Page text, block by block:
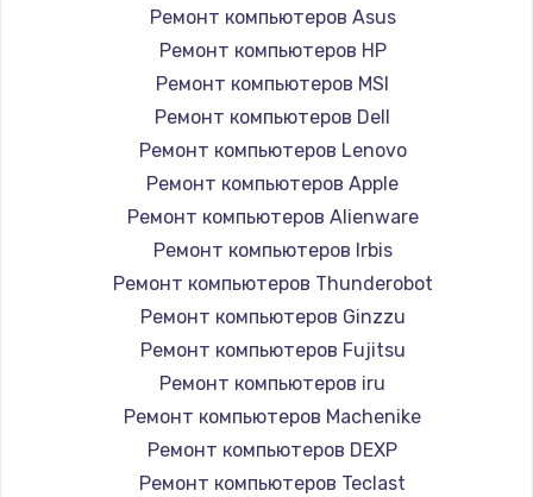
Ремонт компьютеров Asus
Ремонт компьютеров HP
Ремонт компьютеров MSI
Ремонт компьютеров Dell
Ремонт компьютеров Lenovo
Ремонт компьютеров Apple
Ремонт компьютеров Alienware
Ремонт компьютеров Irbis
Ремонт компьютеров Thunderobot
Ремонт компьютеров Ginzzu
Ремонт компьютеров Fujitsu
Ремонт компьютеров iru
Ремонт компьютеров Machenike
Ремонт компьютеров DEXP
Ремонт компьютеров Teclast